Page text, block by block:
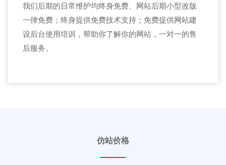
我们后期的日常维护均终身免费、网站后期小型改版
一律免费；终身提供免费技术支持；免费提供网站建
设后台使用培训，帮助你了解你的网站，一对一的售
后服务。
仿站价格